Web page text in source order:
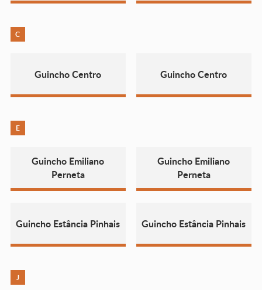
C
Guincho Centro Guincho Centro
E
Guincho Emiliano
Perneta
Guincho Emiliano
Perneta
Guincho Estância Pinhais Guincho Estância Pinhais
J